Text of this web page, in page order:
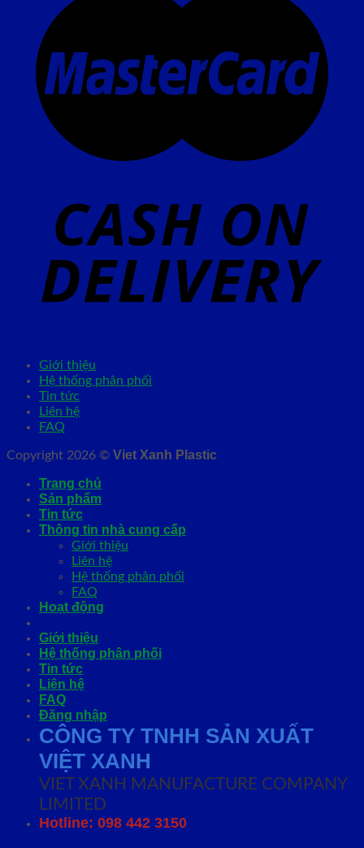
Giới thiệu
Hệ thống phân phối
Tin tức
Liên hệ
FAQ
Copyright 2026 © Viet Xanh Plastic
Trang chủ
Sản phẩm
Tin tức
Thông tin nhà cung cấp
Giới thiệu
Liên hệ
Hệ thống phân phối
FAQ
Hoạt động
Giới thiệu
Hệ thống phân phối
Tin tức
Liên hệ
FAQ
Đăng nhập
CÔNG TY TNHH SẢN XUẤT
VIỆT XANH
VIET XANH MANUFACTURE COMPANY
LIMITED
Hotline: 098 442 3150